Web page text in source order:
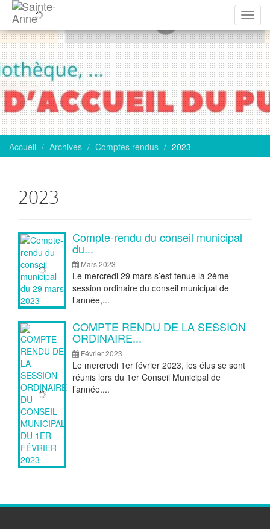
la
Accueil Archives Comptes rendus 2023
2023
Articles Compte-rendu du conseil municipal
du...
Mars 2023
Le mercredi 29 mars s’est tenue la 2ème
session ordinaire du conseil municipal de
l’année,...
COMPTE RENDU DE LA SESSION
ORDINAIRE...
Février 2023
Le mercredi 1er février 2023, les élus se sont
réunis lors du 1er Conseil Municipal de
l’année....